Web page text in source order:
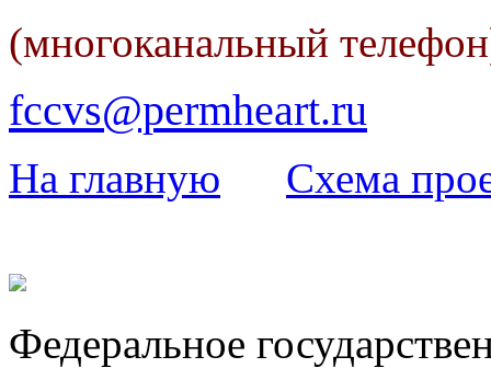
(многоканальный
fccvs@permheart.ru
На главную Cхема
Федеральное